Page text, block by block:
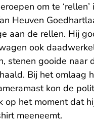
om te ‘rellen’
Heuven
aan de rellen. Hij
ook
stenen gooide naar
Bij het omlaag
kon de
het moment dat
meeneemt.